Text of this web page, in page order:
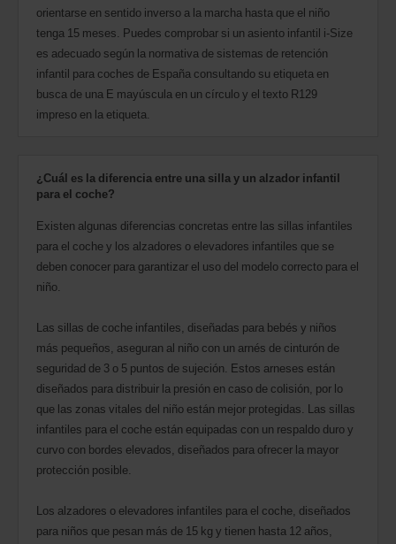
orientarse en sentido inverso a la marcha hasta que el niño
tenga 15 meses. Puedes comprobar si un asiento infantil i-Size
es adecuado según la normativa de sistemas de retención
infantil para coches de España consultando su etiqueta en
busca de una E mayúscula en un círculo y el texto R129
impreso en la etiqueta.
¿Cuál es la diferencia entre una silla y un alzador infantil
para el coche?
Existen algunas diferencias concretas entre las sillas infantiles
para el coche y los alzadores o elevadores infantiles que se
deben conocer para garantizar el uso del modelo correcto para el
niño.
Las sillas de coche infantiles, diseñadas para bebés y niños
más pequeños, aseguran al niño con un arnés de cinturón de
seguridad de 3 o 5 puntos de sujeción. Estos arneses están
diseñados para distribuir la presión en caso de colisión, por lo
que las zonas vitales del niño están mejor protegidas. Las sillas
infantiles para el coche están equipadas con un respaldo duro y
curvo con bordes elevados, diseñados para ofrecer la mayor
protección posible.
Los alzadores o elevadores infantiles para el coche, diseñados
para niños que pesan más de 15 kg y tienen hasta 12 años,